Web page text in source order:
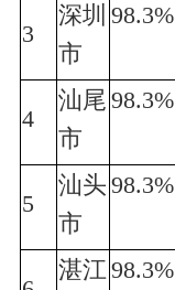
3
深圳
市
98.3%
4
汕尾
市
98.3%
5
汕头
市
98.3%
湛江 98.3%